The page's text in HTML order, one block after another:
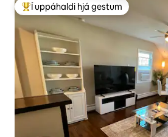
Í mestu uppáhaldi hjá gestum
Í uppáhaldi hjá gestum